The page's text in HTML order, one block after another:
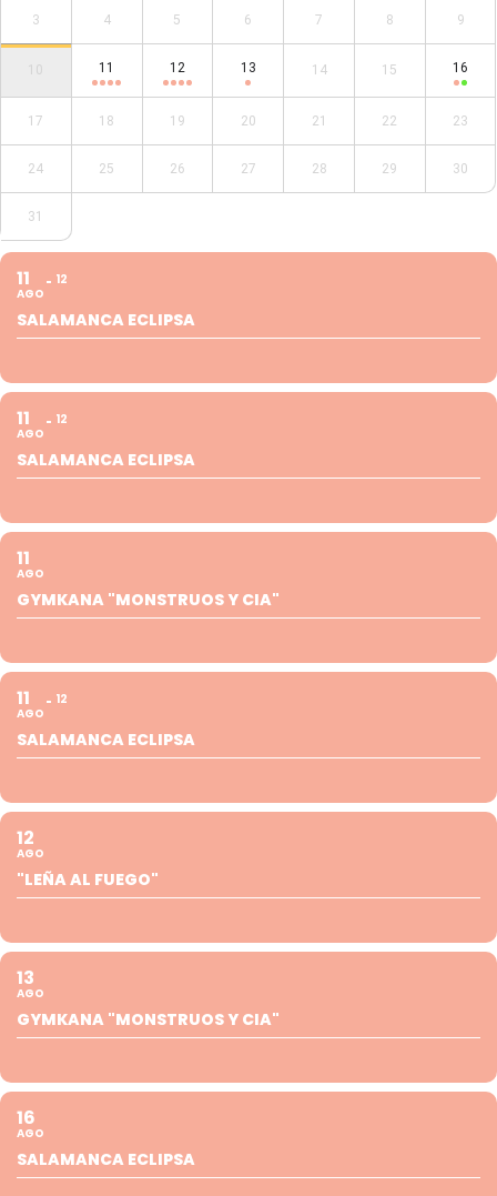
3 4 5 6 7 8 9
10 11 12 13 14 15 16
17 18 19 20 21 22 23
24 25 26 27 28 29 30
31
11
AGO
12
SALAMANCA ECLIPSA
11
AGO
12
SALAMANCA ECLIPSA
11
AGO
GYMKANA "MONSTRUOS Y CIA"
11
AGO
12
SALAMANCA ECLIPSA
12
AGO
"LEÑA AL FUEGO"
13
AGO
GYMKANA "MONSTRUOS Y CIA"
16
AGO
SALAMANCA ECLIPSA